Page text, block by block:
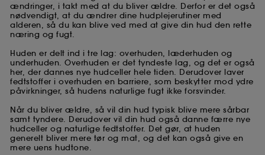
ændringer, i takt med at du bliver ældre. Derfor er det også
nødvendigt, at du ændrer dine hudplejerutiner med
alderen, så du kan blive ved med at give din hud den rette
næring og fugt.
Huden er delt ind i tre lag: overhuden, læderhuden og
underhuden. Overhuden er det tyndeste lag, og det er også
her, der dannes nye hudceller hele tiden. Derudover laver
fedtstoffer i overhuden en barriere, som beskytter mod ydre
påvirkninger, så hudens naturlige fugt ikke forsvinder.
Når du bliver ældre, så vil din hud typisk blive mere sårbar
samt tyndere. Derudover vil din hud også danne færre nye
hudceller og naturlige fedtstoffer. Det gør, at huden
generelt bliver mere tør og mat, og det kan også give en
mere uens hudtone.